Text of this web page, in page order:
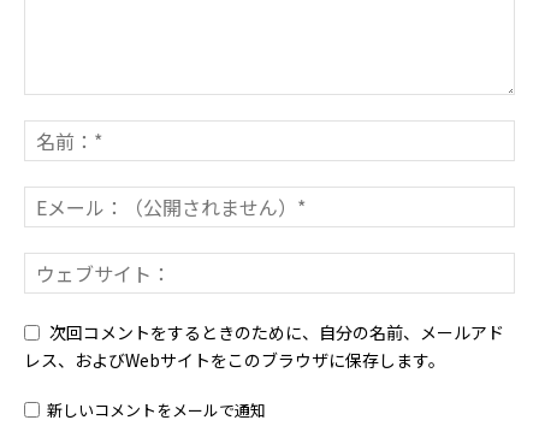
次回コメントをするときのために、自分の名前、メールアド
レス、およびWebサイトをこのブラウザに保存します。
新しいコメントをメールで通知